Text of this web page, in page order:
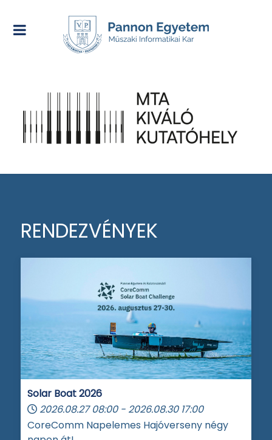
RENDEZVÉNYEK
Solar Boat 2026
2026.08.27 08:00 - 2026.08.30 17:00
CoreComm Napelemes Hajóverseny négy